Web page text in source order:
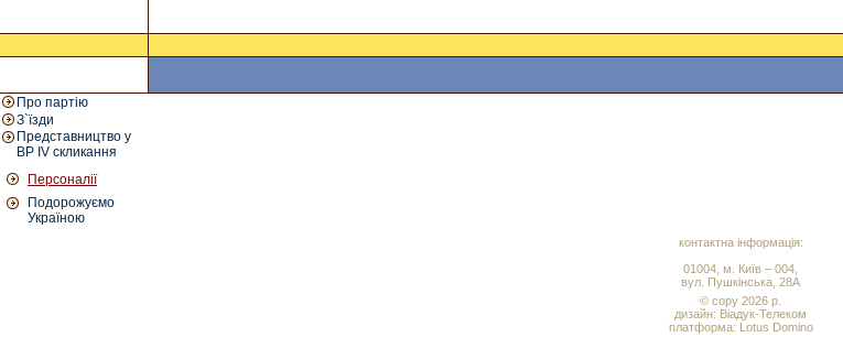
Про партію
З`їзди
Представництво у
ВР IV скликання
Персоналії
Подорожуємо
Україною
контактна інформація:
01004, м. Київ – 004,
вул. Пушкінська, 28А
© copy 2026 р.
дизайн: Віадук-Телеком
платформа: Lotus Domino